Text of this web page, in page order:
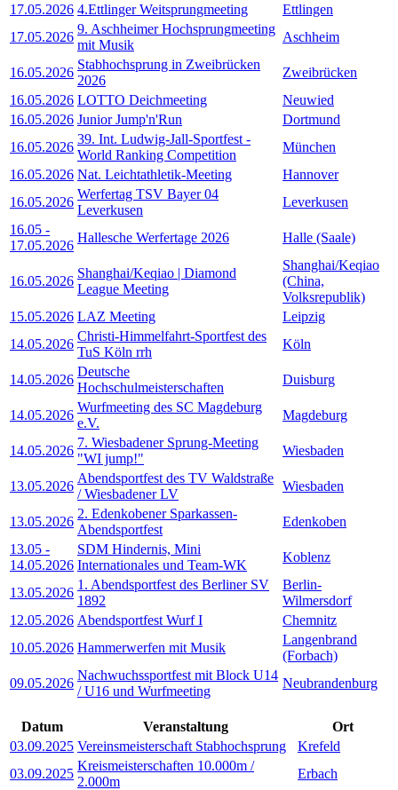
17.05.2026 4.Ettlinger Weitsprungmeeting
Ettlingen
17.05.2026
9. Aschheimer Hochsprungmeeting
mit Musik
Aschheim
16.05.2026
Stabhochsprung in Zweibrücken
2026
Zweibrücken
16.05.2026 LOTTO Deichmeeting
Neuwied
16.05.2026 Junior Jump'n'Run
Dortmund
16.05.2026
39. Int. Ludwig-Jall-Sportfest -
World Ranking Competition
München
16.05.2026 Nat. Leichtathletik-Meeting
Hannover
16.05.2026
Werfertag TSV Bayer 04
Leverkusen
Leverkusen
16.05 -
17.05.2026
Hallesche Werfertage 2026 Halle (Saale)
16.05.2026
Shanghai/Keqiao | Diamond
League Meeting
Shanghai/Keqiao
(China,
Volksrepublik)
15.05.2026 LAZ Meeting
Leipzig
14.05.2026
Christi-Himmelfahrt-Sportfest des
TuS Köln rrh
Köln
14.05.2026
Deutsche
Hochschulmeisterschaften
Duisburg
14.05.2026
Wurfmeeting des SC Magdeburg
e.V.
Magdeburg
14.05.2026
7. Wiesbadener Sprung-Meeting
"WI jump!"
Wiesbaden
13.05.2026
Abendsportfest des TV Waldstraße
/ Wiesbadener LV
Wiesbaden
13.05.2026
2. Edenkobener Sparkassen-
Abendsportfest
Edenkoben
13.05 -
14.05.2026
SDM Hindernis, Mini
Internationales und Team-WK
Koblenz
13.05.2026
1. Abendsportfest des Berliner SV
1892
Berlin-
Wilmersdorf
12.05.2026 Abendsportfest Wurf I
Chemnitz
10.05.2026 Hammerwerfen mit Musik
Langenbrand
(Forbach)
09.05.2026
Nachwuchssportfest mit Block U14
/ U16 und Wurfmeeting
Neubrandenburg
Datum Veranstaltung
Ort
03.09.2025 Vereinsmeisterschaft Stabhochsprung
Krefeld
03.09.2025
Kreismeisterschaften 10.000m /
2.000m
Erbach